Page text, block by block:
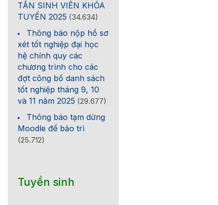
TÂN SINH VIÊN KHÓA
TUYỂN 2025 (34.634)
Thông báo nộp hồ sơ
xét tốt nghiệp đại học
hệ chính quy các
chương trình cho các
đợt công bố danh sách
tốt nghiệp tháng 9, 10
và 11 năm 2025 (29.677)
Thông báo tạm dừng
Moodle để bảo trì
(25.712)
Tuyển sinh